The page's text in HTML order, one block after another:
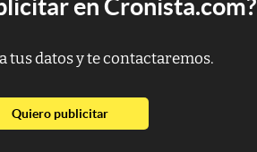
en Cronista.com?
tus datos y te contactaremos.
Quiero publicitarabre en nueva pestaña